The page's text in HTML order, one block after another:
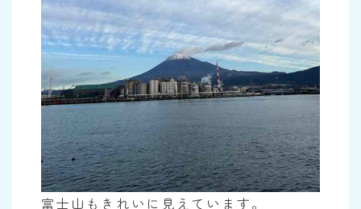
富士山もきれいに見えています。